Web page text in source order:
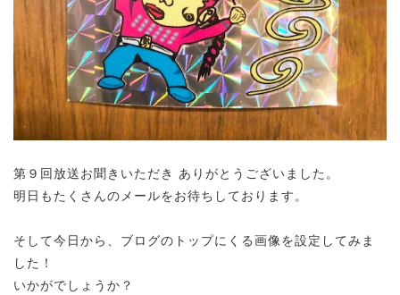
第９回放送お聞きいただき ありがとうございました。
明日もたくさんのメールをお待ちしております。
そして今日から、ブログのトップにくる画像を設定してみま
した！
いかがでしょうか？